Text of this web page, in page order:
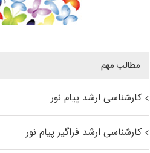
مطالب مهم
کارشناسی ارشد پیام نور
کارشناسی ارشد فراگیر پیام نور